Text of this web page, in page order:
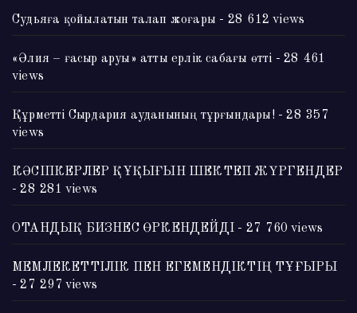
Судьяға қойылатын талап жоғары - 28 612 views
«Әлия – ғасыр аруы» атты ерлік сабағы өтті - 28 461
views
Құрметті Сырдария ауданының тұрғындары!- 28 357
views
КӘСІПКЕРЛЕР ҚҰҚЫҒЫН ШЕКТЕП ЖҮРГЕНДЕР
- 28 281 views
ОТАНДЫҚ БИЗНЕС ӨРКЕНДЕЙДІ - 27 760 views
МЕМЛЕКЕТТІЛІК ПЕН ЕГЕМЕНДІКТІҢ ТҰҒЫРЫ
- 27 297 views